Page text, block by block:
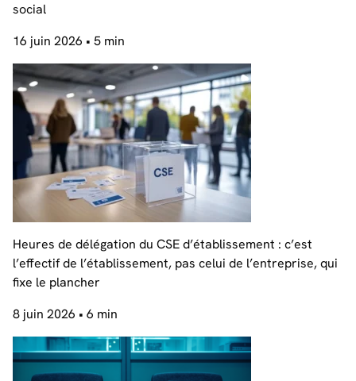
social
16 juin 2026 • 5 min
Heures de délégation du CSE d’établissement : c’est
l’effectif de l’établissement, pas celui de l’entreprise, qui
fixe le plancher
8 juin 2026 • 6 min